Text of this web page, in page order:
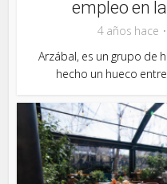
empleo en
4 años hace
Arzábal, es un grupo de
hecho un hueco